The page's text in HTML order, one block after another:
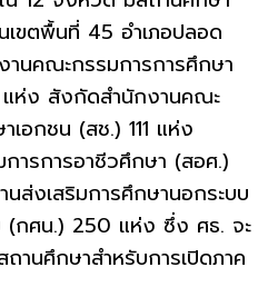
ขตพื้นที่ 45 อำเภอปลอด
นคณะกรรมการการศึกษา
ห่ง สังกัดสำนักงานคณะ
เอกชน (สช.) 111 แห่ง
ารการอาชีวศึกษา (สอศ.)
ส่งเสริมการศึกษานอกระบบ
(กศน.) 250 แห่ง ซึ่ง ศธ. จะ
นศึกษาสำหรับการเปิดภาค